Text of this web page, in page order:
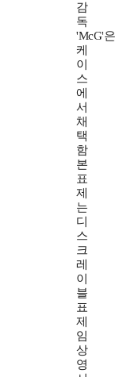
감
독
'McG'은
케
이
스
에
서
채
택
함
본
표
제
는
디
스
크
레
이
블
표
제
임
상
영